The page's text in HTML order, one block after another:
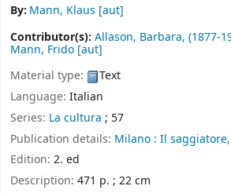
By: Mann, Klaus [aut]
Contributor(s): Allason, Barbara, (1877-
Mann, Frido [aut]
Material type:
Text
Language: Italian
Series: La cultura ; 57
Publication details: Milano : Il saggiatore,
Edition: 2. ed
Description: 471 p. ; 22 cm